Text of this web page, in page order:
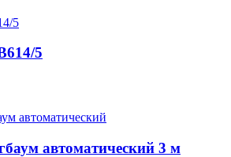
5
автоматический 3 м